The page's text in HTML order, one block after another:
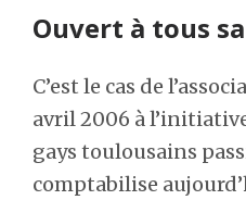
Ouvert à tous
C’est le cas de
avril 2006 à
gays toulousains
comptabilise